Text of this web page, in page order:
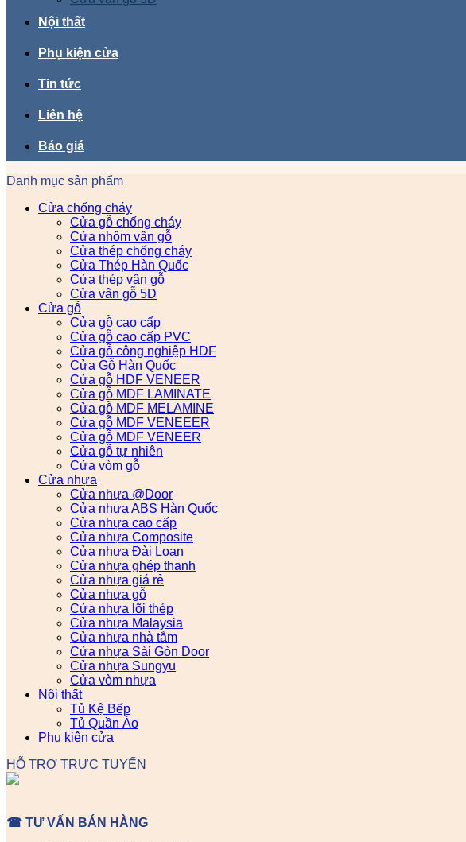
Nội thất
Phụ kiện cửa
Tin tức
Liên hệ
Báo giá
Danh mục sản phẩm
Cửa chống cháy
Cửa gỗ chống cháy
Cửa nhôm vân gỗ
Cửa thép chống cháy
Cửa Thép Hàn Quốc
Cửa thép vân gỗ
Cửa vân gỗ 5D
Cửa gỗ
Cửa gỗ cao cấp
Cửa gỗ cao cấp PVC
Cửa gỗ công nghiệp HDF
Cửa Gỗ Hàn Quốc
Cửa gỗ HDF VENEER
Cửa gỗ MDF LAMINATE
Cửa gỗ MDF MELAMINE
Cửa gỗ MDF VENEEER
Cửa gỗ MDF VENEER
Cửa gỗ tự nhiên
Cửa vòm gỗ
Cửa nhựa
Cửa nhựa @Door
Cửa nhựa ABS Hàn Quốc
Cửa nhựa cao cấp
Cửa nhựa Composite
Cửa nhựa Đài Loan
Cửa nhựa ghép thanh
Cửa nhựa giá rẻ
Cửa nhựa gỗ
Cửa nhựa lõi thép
Cửa nhựa Malaysia
Cửa nhựa nhà tắm
Cửa nhựa Sài Gòn Door
Cửa nhựa Sungyu
Cửa vòm nhựa
Nội thất
Tủ Kệ Bếp
Tủ Quần Áo
Phụ kiện cửa
HỖ TRỢ TRỰC TUYẾN
☎ TƯ VẤN BÁN HÀNG